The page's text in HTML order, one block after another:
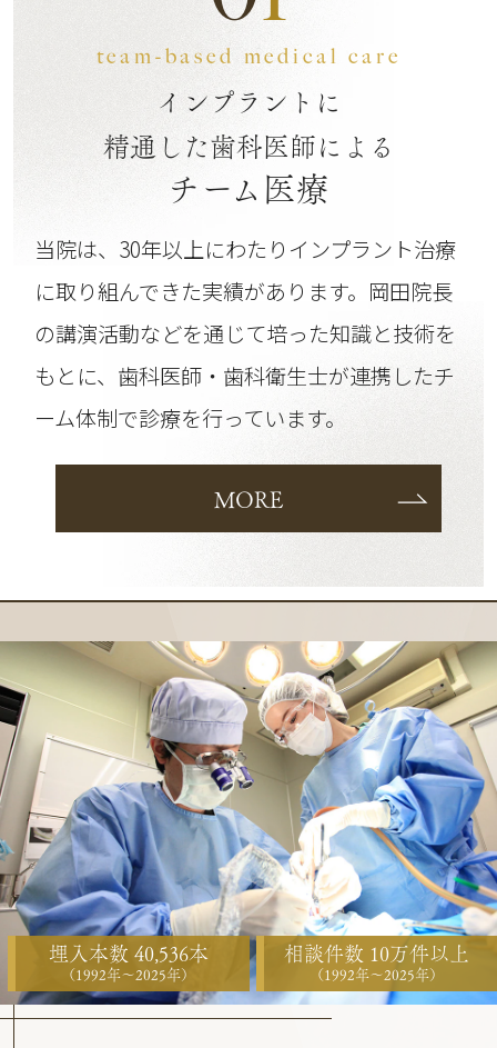
team-based medical care
インプラントに
精通した歯科医師による
チーム医療
当院は、30年以上にわたりインプラント治療
に取り組んできた実績があります。 岡田院長
の講演活動などを通じて培った知識と技術を
もとに、歯科医師・歯科衛生士が連携したチ
ーム体制で診療を行っています。
MORE
埋入本数 40,536本
（1992年〜2025年）
相談件数 10万件以上
（1992年〜2025年）